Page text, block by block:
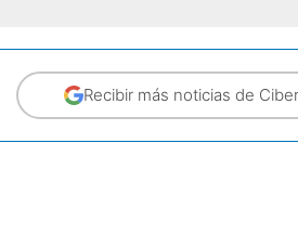
Recibir más noticias de